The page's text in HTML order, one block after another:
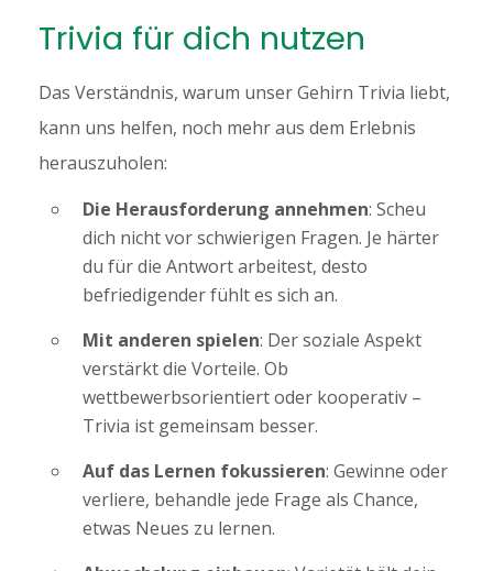
Trivia für dich nutzen
Das Verständnis, warum unser Gehirn Trivia liebt,
kann uns helfen, noch mehr aus dem Erlebnis
herauszuholen:
Die Herausforderung annehmen: Scheu
dich nicht vor schwierigen Fragen. Je härter
du für die Antwort arbeitest, desto
befriedigender fühlt es sich an.
Mit anderen spielen: Der soziale Aspekt
verstärkt die Vorteile. Ob
wettbewerbsorientiert oder kooperativ –
Trivia ist gemeinsam besser.
Auf das Lernen fokussieren: Gewinne oder
verliere, behandle jede Frage als Chance,
etwas Neues zu lernen.